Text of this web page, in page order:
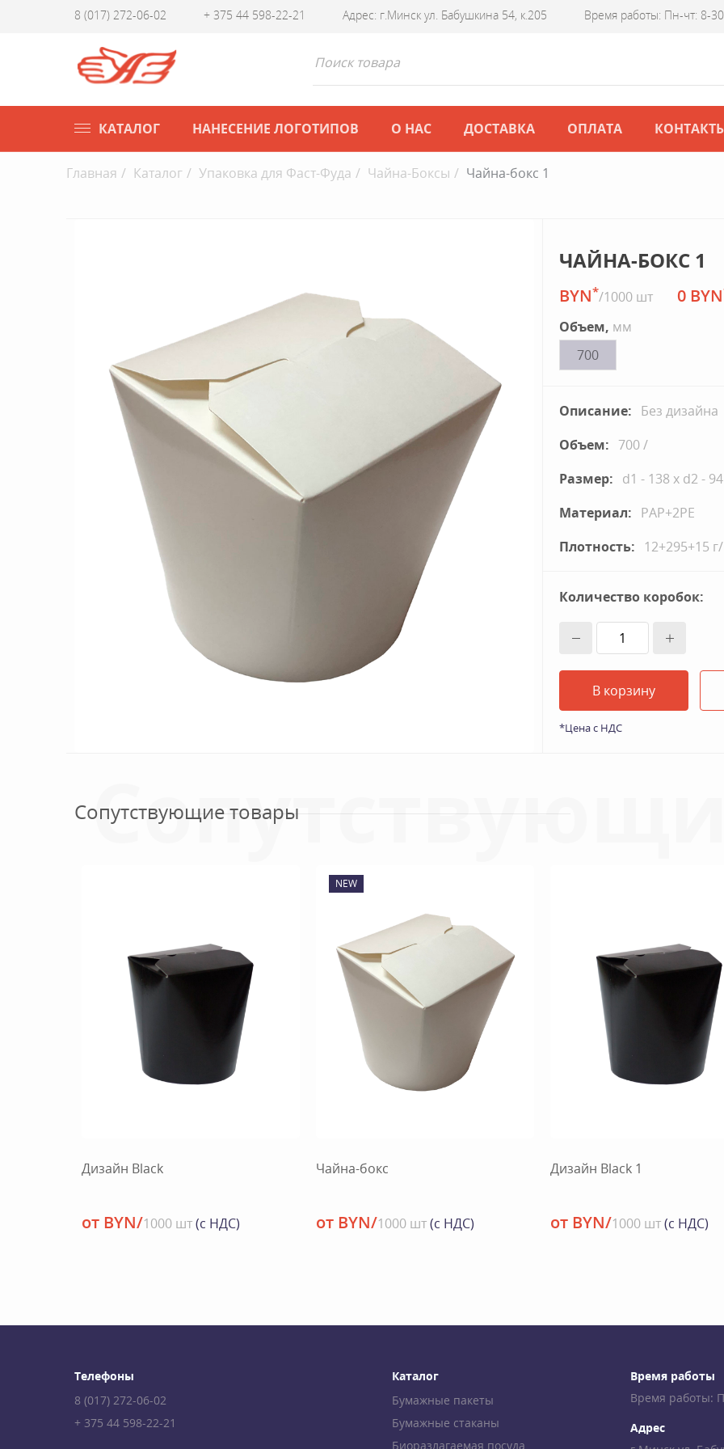
8 (017) 272-06-02 + 375 44 598-22-21 Адрес: г.Минск ул. Бабушкина 54, к.205 Время работы: Пн-чт: 8-
КАТАЛОГ НАНЕСЕНИЕ ЛОГОТИПОВ О НАС ДОСТАВКА ОПЛАТА
Главная Каталог Упаковка для Фаст-Фуда Чайна-Боксы Чайна-бокс 1
ЧАЙНА-БОКС 1
BYN*/1000 шт 0 BYN
Объем, мм
700
Описание: Без дизайна
Объем: 700 /
Размер: d1 - 138 x d2 -
Материал: PAP+2PE
Плотность:
12+295+15
Количество коробок:
В корзину
*Цена с НДС
Сопутствующие товары
Дизайн Black
от BYN/1000 шт(с НДС)
NEW
Чайна-бокс
от BYN/1000 шт(с НДС)
Дизайн Black 1
от BYN/1000 шт(с НДС)
Телефоны
8 (017) 272-06-02
+ 375 44 598-22-21
Каталог
Бумажные пакеты
Бумажные стаканы
Биоразлагаемая посуда
Время работы
Время работы:
Адрес